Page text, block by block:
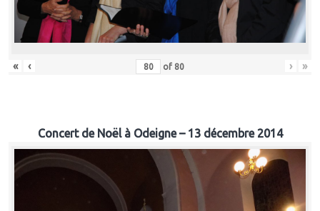
« ‹ of 80 › »
Concert de Noël à Odeigne – 13 décembre 2014